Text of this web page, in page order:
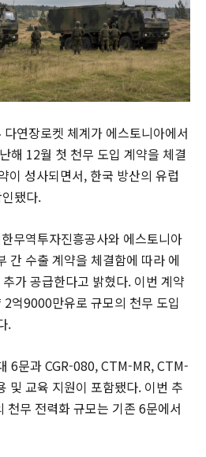
연장로켓 체계가 에스토니아에서
해 12월 첫 천무 도입 계약을 체결
이 성사되면서, 한국 방산의 유럽
됐다.
무역투자진흥공사와 에스토니아
간 수출 계약을 체결함에 따라 에
가 공급한다고 밝혔다. 이번 계약
억9000만유로 규모의 천무 도입
.
6문과 CGR-080, CTM-MR, CTM-
및 교육 지원이 포함됐다. 이번 추
천무 전력화 규모는 기존 6문에서